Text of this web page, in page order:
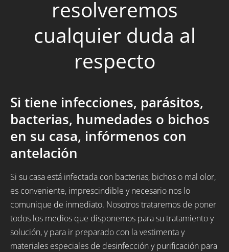
resolveremos
cualquier duda al
respecto
Si tiene infecciones, parásitos,
bacterias, humedades o bichos
en su casa, infórmenos con
antelación
Si su casa está infectada con bacterias, bichos o mal olor,
es conveniente, imprescindible y necesario nos lo
comunique de inmediato. Nosotros trataremos de poner
todos los medios que disponemos para su tratamiento y
solución, y para ir preparado con la vestimenta y
materiales especiales de desinfección y purificación para